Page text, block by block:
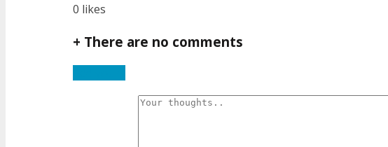
0 likes
+ There are no comments